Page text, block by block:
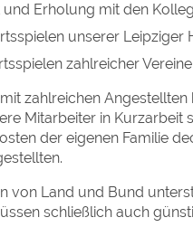
und Erholung mit den
unserer Leipziger
zahlreicher Vereine
zahlreichen
Mitarbeiter in Kurzarbeit
der eigenen Familie
von Land und Bund
schließlich auch